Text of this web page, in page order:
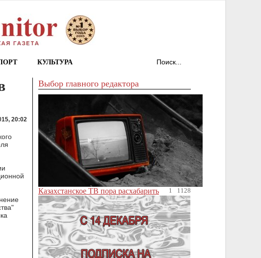
КУЛЬТУРА
20:02
Выбор главного редактора
1 1128
Казахстанское ТВ пора расхабарить